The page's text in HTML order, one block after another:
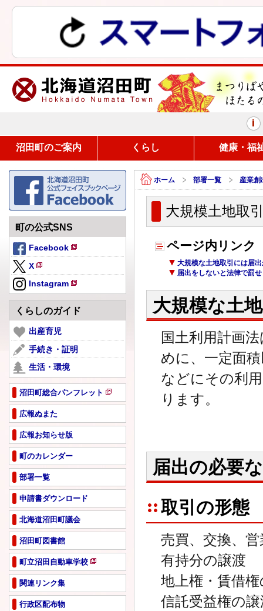
まつりばやしと、ほたるの里
沼田町のご案内 くらし 健康・福
ホーム 部署一覧 産業創
大規模土地取
ページ内リンク
大規模な土地取引には届
届出をしないと法律で罰
大規模な土
国土利用計画
めに、一定面
などにその利
ります。
届出の必要
取引の形態
売買、交換、
有持分の譲渡
地上権・賃借
信託受益権の
町の公式SNS
Facebook
新
ペ
ー
ジ
で
き
ま
X
新
規
ペ
ー
ジ
で
開
き
ま
す
Instagram
新
規
ペ
ジ
で
き
ま
す
くらしのガイド
出産育児
手続き・証明
生活・環境
沼田町総合パンフレット
新
ペ
ジ
開
ま
広報ぬまた
広報お知らせ版
町のカレンダー
部署一覧
申請書ダウンロード
北海道沼田町議会
沼田町図書館
町立沼田自動車学校
新
ペ
関連リンク集
行政区配布物